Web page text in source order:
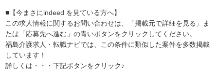
■【今まさにindeed を見ている方へ】
この求人情報に関するお問い合わせは、「掲載元で詳細を見る」ま
たは「応募先へ進む」の青いボタンをクリックしてください。
福島介護求人・転職ナビでは、この条件に類似した案件を多数掲載
しています！
詳しくは・・・下記ボタンをクリック♪